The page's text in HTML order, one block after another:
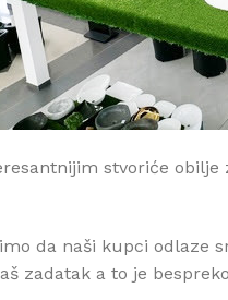
stvoriće
da naši kupci odlaze
zadatak a to je